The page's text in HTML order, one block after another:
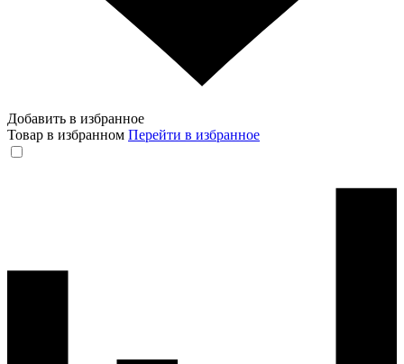
Добавить в избранное
Товар в избранном Перейти в избранное